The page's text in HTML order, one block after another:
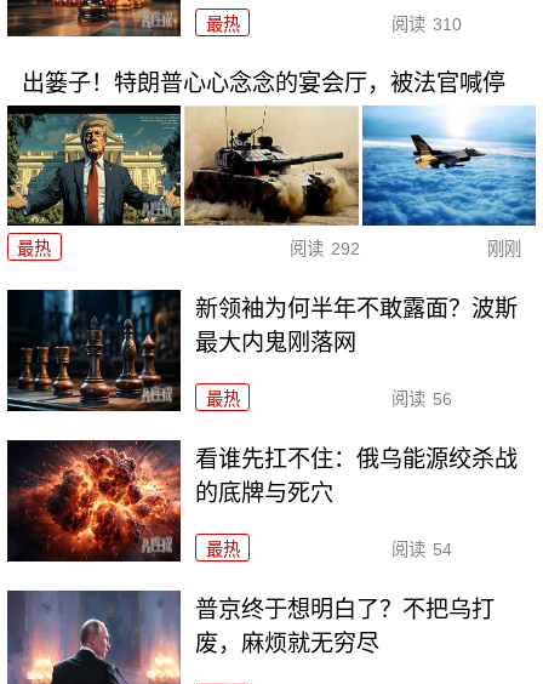
最热 阅读 310
出篓子！特朗普心心念念的宴会厅，被法官喊停
最热 阅读 292 刚刚
新领袖为何半年不敢露面？波斯
最大内鬼刚落网
最热 阅读 56
看谁先扛不住：俄乌能源绞杀战
的底牌与死穴
最热 阅读 54
普京终于想明白了？不把乌打
废，麻烦就无穷尽